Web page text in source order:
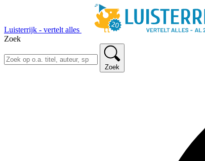
Luisterrijk - vertelt alles
Zoek
Zoek